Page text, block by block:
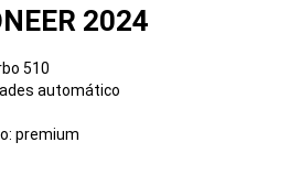
2024
510
automático
premium